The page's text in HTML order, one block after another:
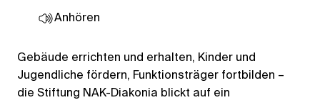
Anhören
Gebäude errichten und erhalten, Kinder und
Jugendliche fördern, Funktionsträger fortbilden –
die Stiftung NAK-Diakonia blickt auf ein